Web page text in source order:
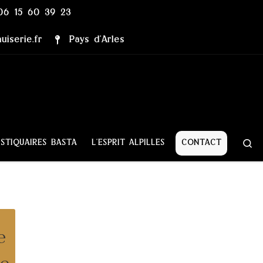
15 60 39 23
Pays d’Arles
BASTA L’ESPRIT ALPILLES CONTACT